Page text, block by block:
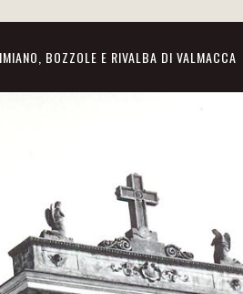
BOZZOLE E RIVALBA DI VALMACCA